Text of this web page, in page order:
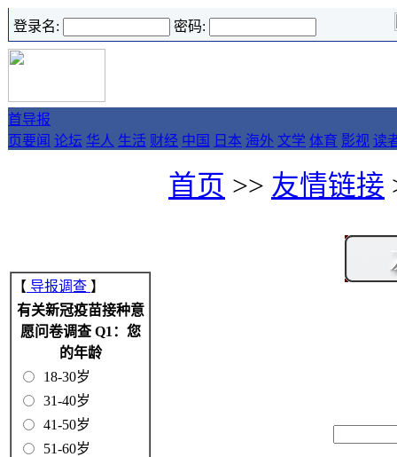
登录名: 密码:
首
页
导报
要闻 论坛 华人 生活 财经 中国 日本 海外 文学 体育 影视 读
【 导报调查 】
有关新冠疫苗接种意
愿问卷调查 Q1：您
的年龄
18-30岁
31-40岁
41-50岁
51-60岁
首页 >> 友情链接